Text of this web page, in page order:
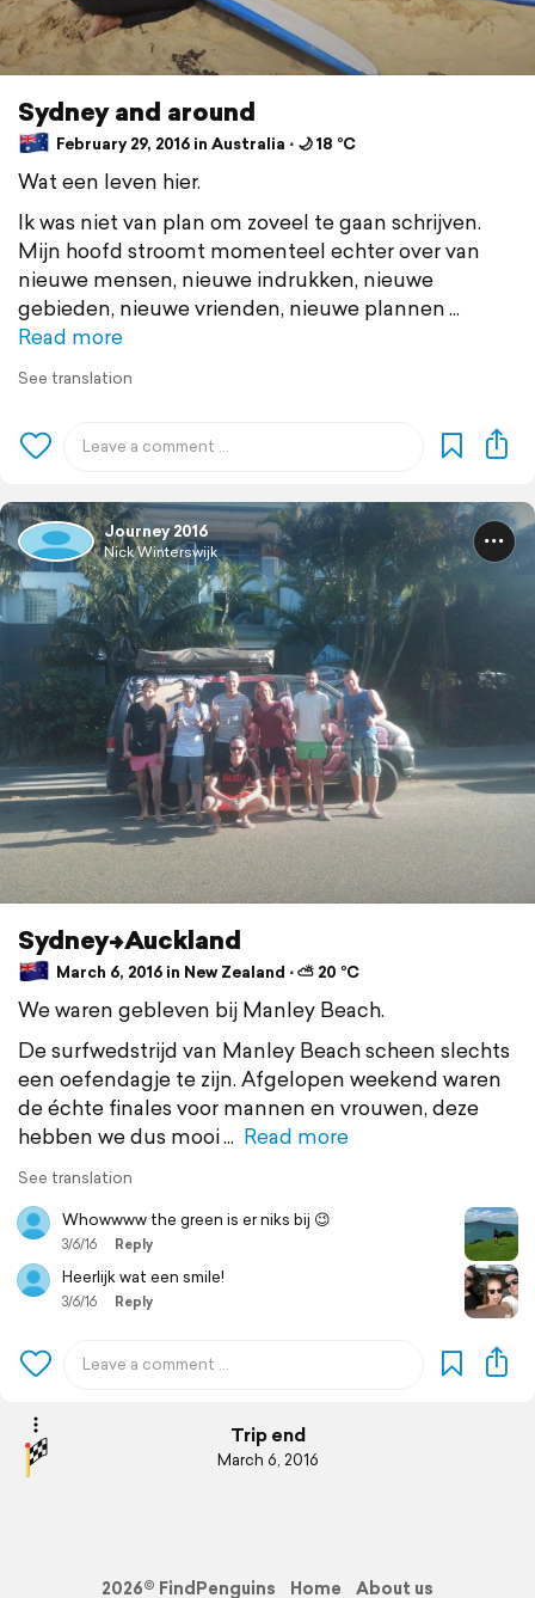
Sydney and around
February 29, 2016 in Australia ⋅ 🌙 18 °C
Wat een leven hier.
Ik was niet van plan om zoveel te gaan schrijven.
Mijn hoofd stroomt momenteel echter over van
nieuwe mensen, nieuwe indrukken, nieuwe
gebieden, nieuwe vrienden, nieuwe plannen
Read more
See translation
Journey 2016
Nick Winterswijk
Sydney->Auckland
March 6, 2016 in New Zealand ⋅ ⛅ 20 °C
We waren gebleven bij Manley Beach.
De surfwedstrijd van Manley Beach scheen slechts
een oefendagje te zijn. Afgelopen weekend waren
de échte finales voor mannen en vrouwen, deze
hebben we dus mooi
Read more
See translation
Whowwww the green is er niks bij 😉
3/6/16 Reply
Heerlijk wat een smile!
3/6/16 Reply
Trip end
March 6, 2016
2026© FindPenguins Home About us